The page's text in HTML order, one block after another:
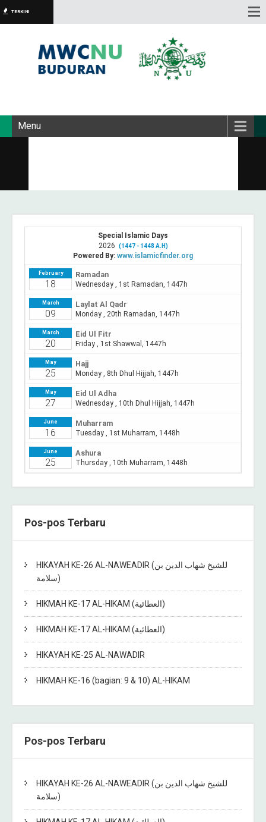
TERKINI
Menu
Pos-pos Terbaru
HIKAYAH KE-26 AL-NAWEADIR (للشيخ شهاب الدين بن
سلامة)
HIKMAH KE-17 AL-HIKAM (العطائية)
HIKMAH KE-17 AL-HIKAM (العطائية)
HIKAYAH KE-25 AL-NAWADIR
HIKMAH KE-16 (bagian: 9 & 10) AL-HIKAM
Pos-pos Terbaru
HIKAYAH KE-26 AL-NAWEADIR (للشيخ شهاب الدين بن
سلامة)